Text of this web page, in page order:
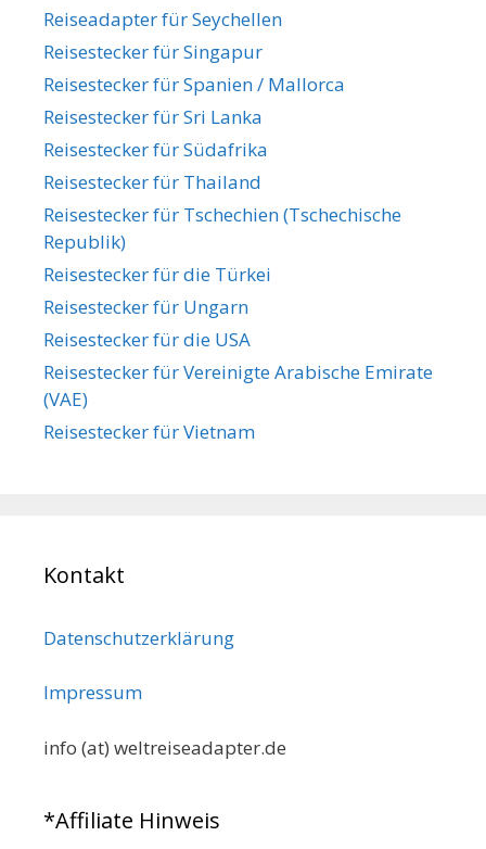
Reiseadapter für Seychellen
Reisestecker für Singapur
Reisestecker für Spanien / Mallorca
Reisestecker für Sri Lanka
Reisestecker für Südafrika
Reisestecker für Thailand
Reisestecker für Tschechien (Tschechische
Republik)
Reisestecker für die Türkei
Reisestecker für Ungarn
Reisestecker für die USA
Reisestecker für Vereinigte Arabische Emirate
(VAE)
Reisestecker für Vietnam
Kontakt
Datenschutzerklärung
Impressum
info (at) weltreiseadapter.de
*Affiliate Hinweis